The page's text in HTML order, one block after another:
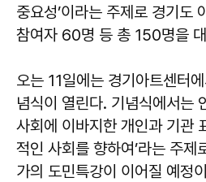
중요성’이라는 주제로 경기도
참여자 60명 등 총 150명을
오는 11일에는 경기아트센터
념식이 열린다. 기념식에서는
사회에 이바지한 개인과 기관
적인 사회를 향하여’라는 주제
가의 도민특강이 이어질 예정